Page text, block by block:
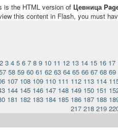
is the HTML version of Цевница
this content in Flash, you must
2 3 4 5 6 7 8 9 10 11 12 13 14 15 16 17
58 59 60 61 62 63 64 65 66 67 68 69
107 108 109 110 111 112 113 114
144 145 146 147 148 149 150 151
181 182 183 184 185 186 187 188
217 218 219